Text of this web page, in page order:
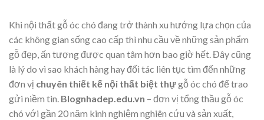
Khi nội thất gỗ óc chó đang trở thành xu hướng lựa chọn của
các không gian sống cao cấp thì nhu cầu về những sản phẩm
gỗ đẹp, ấn tượng được quan tâm hơn bao giờ hết. Đây cũng
là lý do vì sao khách hàng hay đối tác liên tục tìm đến những
đơn vị chuyên thiết kế nội thất biệt thựgỗ óc chó để trao
gửi niềm tin. Blognhadep.edu.vn – đơn vị tổng thầu gỗ óc
chó với gần 20 năm kinh nghiệm nghiên cứu và sản xuất,